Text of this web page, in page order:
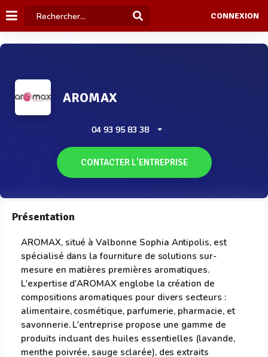
CONNEXION
AROMAX
04 93 95 83 38
CONTACTER L'ENTREPRISE
Présentation
AROMAX, situé à Valbonne Sophia Antipolis, est
spécialisé dans la fourniture de solutions sur-
mesure en matières premières aromatiques.
L'expertise d'AROMAX englobe la création de
compositions aromatiques pour divers secteurs :
alimentaire, cosmétique, parfumerie, pharmacie, et
savonnerie. L'entreprise propose une gamme de
produits incluant des huiles essentielles (lavande,
menthe poivrée, sauge sclarée), des extraits